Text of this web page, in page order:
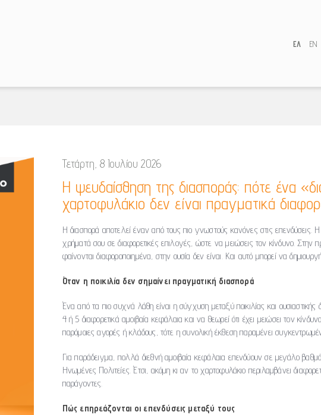
ΕΛ EN
Τετάρτη, 8 Ιουλίου 2026
Η ψευδαίσθηση της διασποράς: πότε ένα
χαρτοφυλάκιο δεν είναι πραγματικά
Η διασπορά αποτελεί έναν από τους πιο γνωστούς κανόνες στις επενδύσεις. Η
χρήματά σου σε διαφορετικές επιλογές, ώστε να μειώσεις τον κίνδυνο.
φαίνονται διαφοροποιημένα, στην ουσία δεν είναι. Και αυτό μπορεί να
Όταν η ποικιλία δεν σημαίνει πραγματική διασπορά
Ένα από τα πιο συχνά λάθη είναι η σύγχυση μεταξύ ποικιλίας και
4 ή 5 διαφορετικά αμοιβαία κεφάλαια και να θεωρεί ότι έχει μειώσει τον
παρόμοιες αγορές ή κλάδους, τότε η συνολική έκθεση παραμένει
Για παράδειγμα, πολλά διεθνή αμοιβαία κεφάλαια επενδύουν σε μεγάλο
Ηνωμένες Πολιτείες. Έτσι, ακόμη κι αν το χαρτοφυλάκιο περιλαμβάνει
παράγοντες.
Πώς επηρεάζονται οι επενδύσεις μεταξύ τους